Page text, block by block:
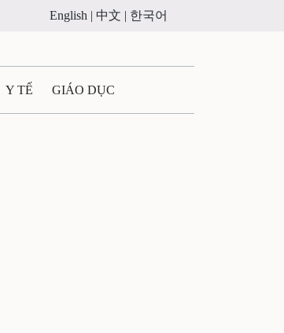
English | 中文 | 한국어
Y TẾ GIÁO DỤC